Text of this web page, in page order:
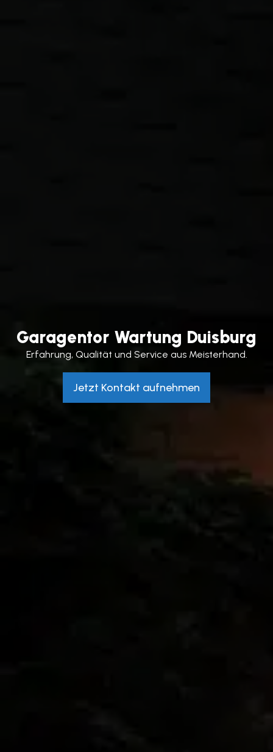
Garagentor Wartung Duisburg
Erfahrung, Qualität und Service aus Meisterhand.
Jetzt Kontakt aufnehmen